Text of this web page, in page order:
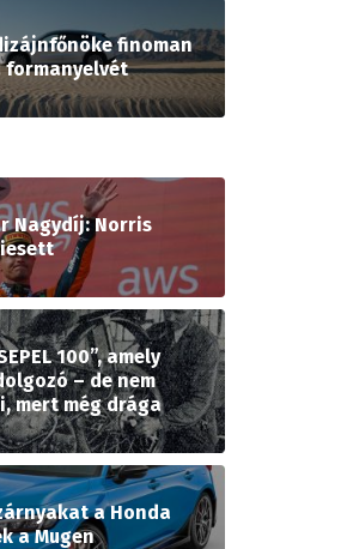
finoman
Nagydíj: Norris
100”, amely
– de nem
mert még drága
a Honda
a Mugen